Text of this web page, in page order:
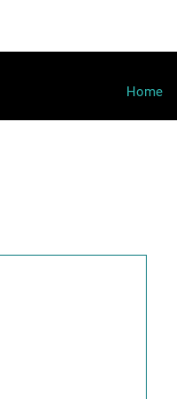
Home